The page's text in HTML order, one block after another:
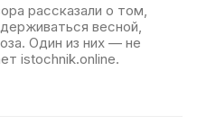
рассказали о том,
весной,
Один из них — не
istochnik.online.